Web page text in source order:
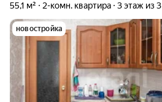
55,1 м² 2-комн. квартира 3 этаж из 3
новостройка